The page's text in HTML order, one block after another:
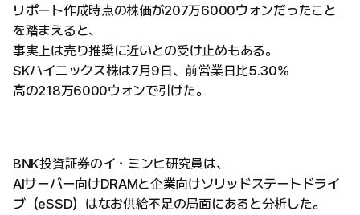
リポート作成時点の株価が207万6000ウォンだったこと
を踏まえると、
事実上は売り推奨に近いとの受け止めもある。
SKハイニックス株は7月9日、前営業日比5.30%
高の218万6000ウォンで引けた。
BNK投資証券のイ・ミンヒ研究員は、
AIサーバー向けDRAMと企業向けソリッドステートドライ
ブ（eSSD）はなお供給不足の局面にあると分析した。